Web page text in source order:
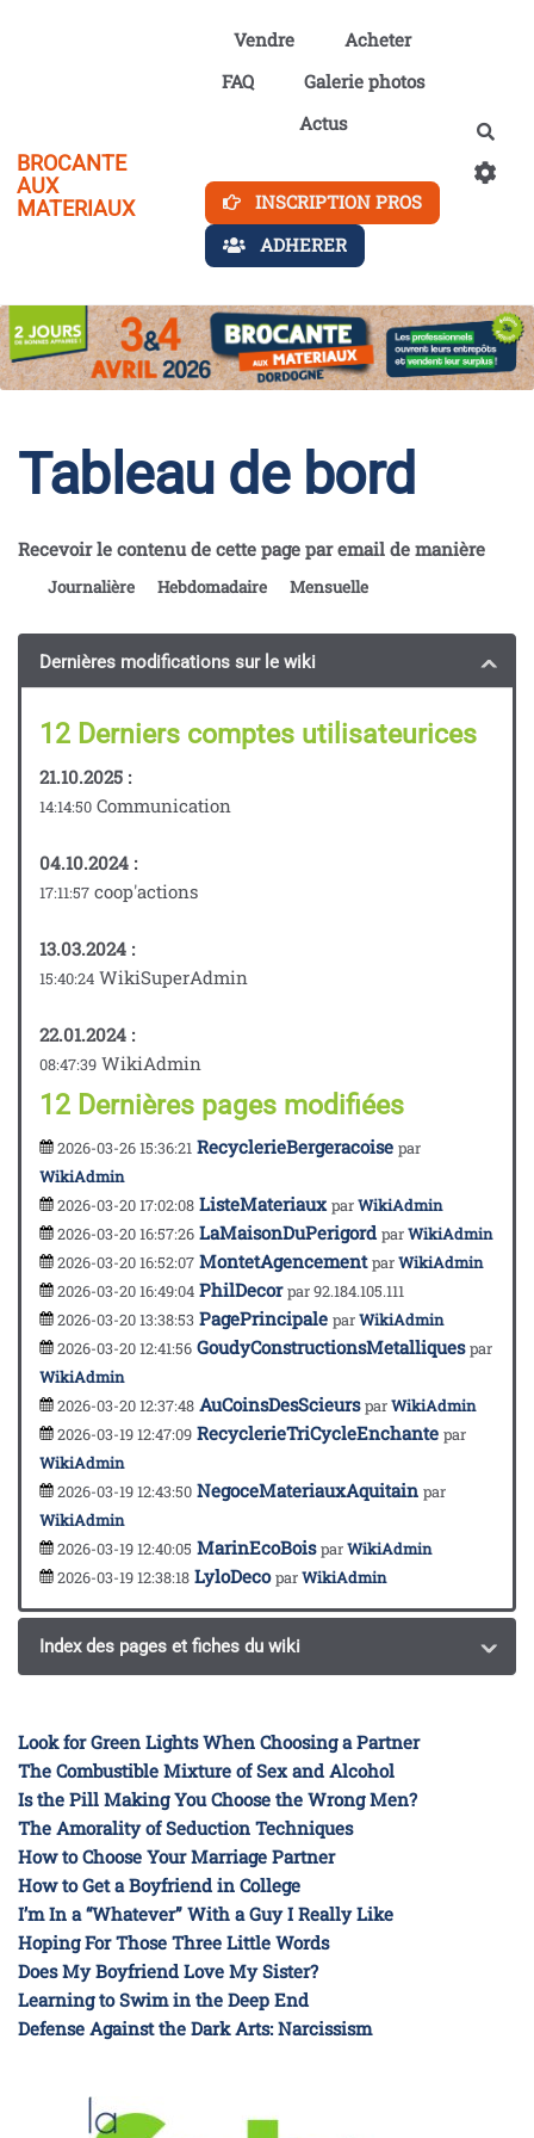
Aller au contenu principal
BROCANTE
AUX
MATERIAUX
Vendre
Acheter
FAQ
Galerie photos
Actus
INSCRIPTION PROS
ADHERER
Tableau de bord
Recevoir le contenu de cette page par email de manière
Journalière Hebdomadaire Mensuelle
Dernières modifications sur le wiki
12 Derniers comptes utilisateurices
21.10.2025 :
14:14:50 Communication
04.10.2024 :
17:11:57 coop'actions
13.03.2024 :
15:40:24 WikiSuperAdmin
22.01.2024 :
08:47:39 WikiAdmin
12 Dernières pages modifiées
2026-03-26 15:36:21 RecyclerieBergeracoise par
WikiAdmin
2026-03-20 17:02:08 ListeMateriaux parWikiAdmin
2026-03-20 16:57:26 LaMaisonDuPerigord parWikiAdmin
2026-03-20 16:52:07 MontetAgencement parWikiAdmin
2026-03-20 16:49:04 PhilDecor par 92.184.105.111
2026-03-20 13:38:53 PagePrincipale parWikiAdmin
2026-03-20 12:41:56 GoudyConstructionsMetalliques par
WikiAdmin
2026-03-20 12:37:48 AuCoinsDesScieurs parWikiAdmin
2026-03-19 12:47:09 RecyclerieTriCycleEnchante par
WikiAdmin
2026-03-19 12:43:50 NegoceMateriauxAquitain par
WikiAdmin
2026-03-19 12:40:05 MarinEcoBois parWikiAdmin
2026-03-19 12:38:18 LyloDeco parWikiAdmin
Index des pages et fiches du wiki
Look for Green Lights When Choosing a Partner
The Combustible Mixture of Sex and Alcohol
Is the Pill Making You Choose the Wrong Men?
The Amorality of Seduction Techniques
How to Choose Your Marriage Partner
How to Get a Boyfriend in College
I’m In a “Whatever” With a Guy I Really Like
Hoping For Those Three Little Words
Does My Boyfriend Love My Sister?
Learning to Swim in the Deep End
Defense Against the Dark Arts: Narcissism